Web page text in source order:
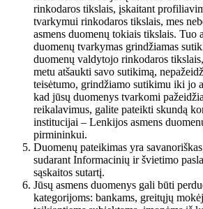
rinkodaros tikslais, įskaitant
tvarkymui rinkodaros tikslais, mes
asmens duomenų tokiais tikslais. Tuo
duomenų tvarkymas grindžiamas
duomenų valdytojo rinkodaros
metu atšaukti savo sutikimą,
teisėtumo, grindžiamo sutikimu iki jo
kad jūsų duomenys tvarkomi
reikalavimus, galite pateikti skundą
institucijai – Lenkijos asmens
pirmininkui.
Duomenų pateikimas yra
sudarant Informacinių ir švietimo
sąskaitos sutartį.
Jūsų asmens duomenys gali būti
kategorijoms: bankams, greitųjų